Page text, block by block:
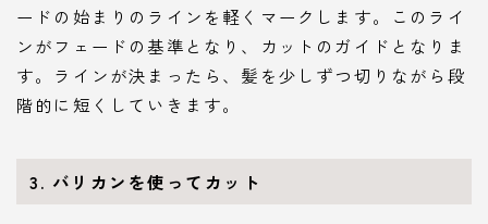
ードの始まりのラインを軽くマークします。このライ
ンがフェードの基準となり、カットのガイドとなりま
す。ラインが決まったら、髪を少しずつ切りながら段
階的に短くしていきます。
3. バリカンを使ってカット